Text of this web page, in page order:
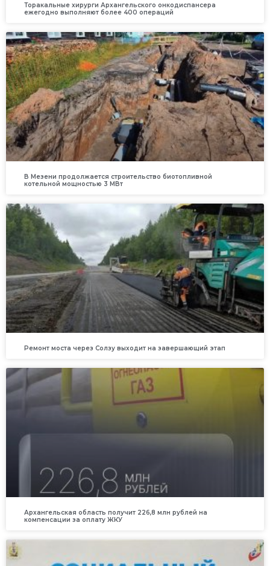
Торакальные хирурги Архангельского онкодиспансера
ежегодно выполняют более 400 операций
В Мезени продолжается строительство биотопливной
котельной мощностью 3 МВт
Ремонт моста через Солзу выходит на завершающий этап
Архангельская область получит 226,8 млн рублей на
компенсации за оплату ЖКУ